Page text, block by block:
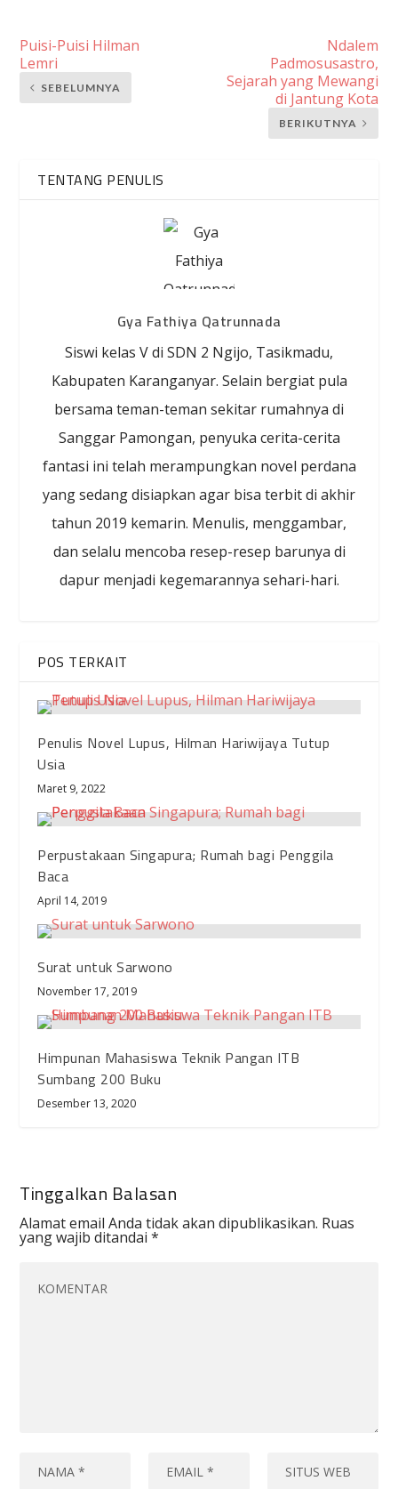
Puisi-Puisi Hilman
Lemri
SEBELUMNYA
Ndalem
Padmosusastro,
Sejarah yang Mewangi
di Jantung Kota
BERIKUTNYA
TENTANG PENULIS
Gya Fathiya Qatrunnada
Siswi kelas V di SDN 2 Ngijo, Tasikmadu,
Kabupaten Karanganyar. Selain bergiat pula
bersama teman-teman sekitar rumahnya di
Sanggar Pamongan, penyuka cerita-cerita
fantasi ini telah merampungkan novel perdana
yang sedang disiapkan agar bisa terbit di akhir
tahun 2019 kemarin. Menulis, menggambar,
dan selalu mencoba resep-resep barunya di
dapur menjadi kegemarannya sehari-hari.
POS TERKAIT
Penulis Novel Lupus, Hilman Hariwijaya Tutup
Usia
Maret 9, 2022
Perpustakaan Singapura; Rumah bagi Penggila
Baca
April 14, 2019
Surat untuk Sarwono
November 17, 2019
Himpunan Mahasiswa Teknik Pangan ITB
Sumbang 200 Buku
Desember 13, 2020
Tinggalkan Balasan
Alamat email Anda tidak akan dipublikasikan. Ruas
yang wajib ditandai*